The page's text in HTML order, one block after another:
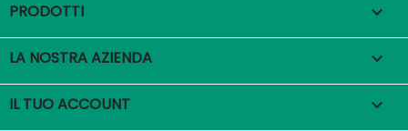
PRODOTTI 
LA NOSTRA AZIENDA 
IL TUO ACCOUNT 